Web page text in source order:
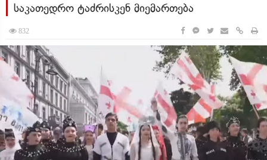
საკათედრო ტაძრისკენ მიემართება
832